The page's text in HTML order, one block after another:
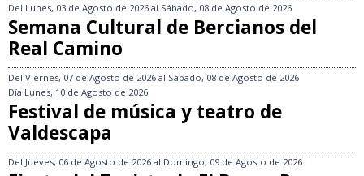
Del Lunes, 03 de Agosto de 2026 al Sábado, 08 de Agosto de 2026
Semana Cultural de Bercianos del
Real Camino
Del Viernes, 07 de Agosto de 2026 al Sábado, 08 de Agosto de 2026
Día Lunes, 10 de Agosto de 2026
Festival de música y teatro de
Valdescapa
Del Jueves, 06 de Agosto de 2026 al Domingo, 09 de Agosto de 2026